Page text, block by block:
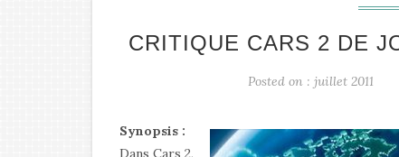
CRITIQUE CARS 2 DE
Posted on : juillet 2011
Synopsis :
Dans Cars 2,